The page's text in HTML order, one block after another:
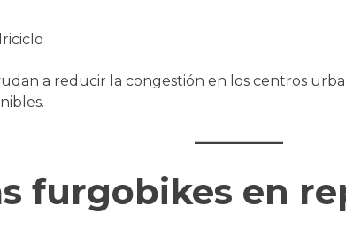
a reducir la congestión en los centros
furgobikes en